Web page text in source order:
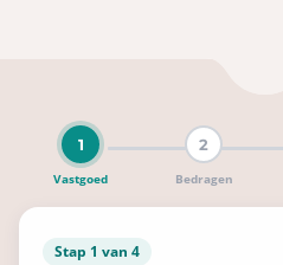
Dit resultaat is een
Ik wil
deze
informatie ontvangen over
1
Vastgoed
2
Bedragen
Stap 1 van 4